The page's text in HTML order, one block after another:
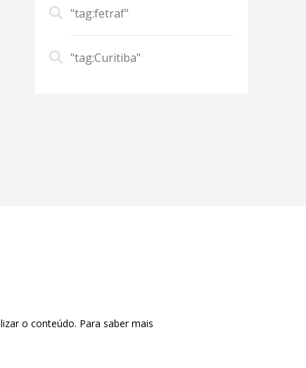
"tag:fetraf"
"tag:Curitiba"
o conteúdo. Para saber mais